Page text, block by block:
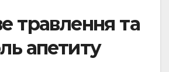
травлення та
апетиту